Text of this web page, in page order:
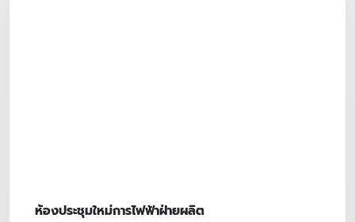
ห้องประชุมใหม่การไฟฟ้าฝ่ายผลิต